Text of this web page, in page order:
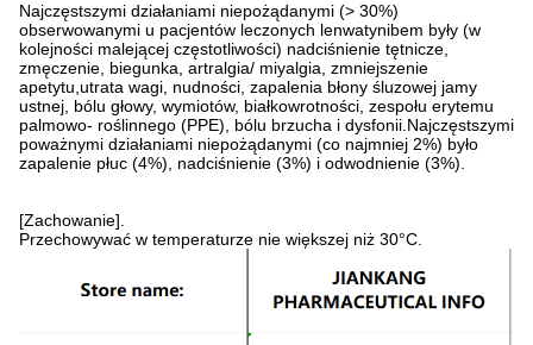
Najczęstszymi działaniami niepożądanymi (> 30%)
obserwowanymi u pacjentów leczonych lenwatynibem były (w
kolejności malejącej częstotliwości) nadciśnienie tętnicze,
zmęczenie, biegunka, artralgia/ miyalgia, zmniejszenie
apetytu,utrata wagi, nudności, zapalenia błony śluzowej jamy
ustnej, bólu głowy, wymiotów, białkowrotności, zespołu erytemu
palmowo- roślinnego (PPE), bólu brzucha i dysfonii.Najczęstszymi
poważnymi działaniami niepożądanymi (co najmniej 2%) było
zapalenie płuc (4%), nadciśnienie (3%) i odwodnienie (3%).
[Zachowanie].
Przechowywać w temperaturze nie większej niż 30°C.